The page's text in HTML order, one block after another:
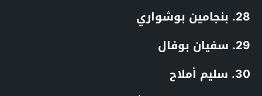
28. بنجامين بوشواري
29. سفيان بوفال
30. سليم أملاح